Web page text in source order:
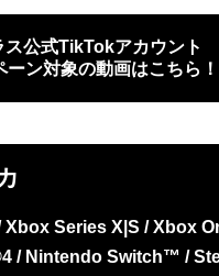
ス公式TikTokアカウント
ーン対象の動画はこちら！
Series X|S / Xbox
/ Nintendo Switch™ /